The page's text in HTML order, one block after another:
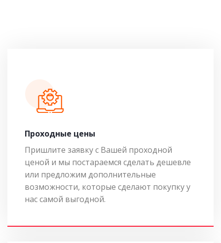
Проходные цены
Пришлите заявку с Вашей проходной
ценой и мы постараемся сделать дешевле
или предложим дополнительные
возможности, которые сделают покупку у
нас самой выгодной.